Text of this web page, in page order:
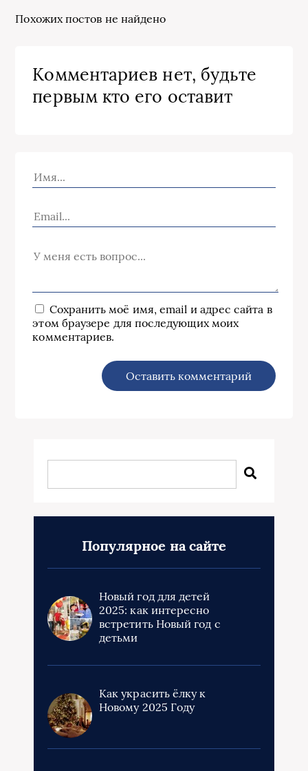
Похожих постов не найдено
Комментариев нет, будьте
первым кто его оставит
Сохранить моё имя, email и адрес сайта в
этом браузере для последующих моих
комментариев.
Популярное на сайте
Новый год для детей
2025: как интересно
встретить Новый год с
детьми
Как украсить ёлку к
Новому 2025 Году